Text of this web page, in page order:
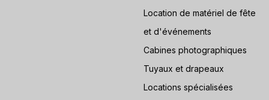
Location de matériel de fête
et d'événements
Cabines photographiques
Tuyaux et drapeaux
Locations spécialisées